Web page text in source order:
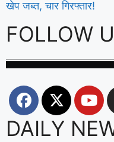
खेप जब्त, चार गिरफ्तार!
FOLLOW
DAILY